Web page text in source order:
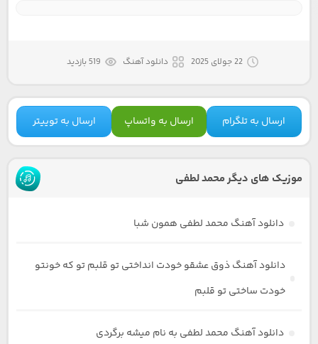
22 جولای 2025 دانلود آهنگ 519 بازدید
ارسال به تلگرام ارسال به واتساپ ارسال به توییتر
موزیک های دیگر محمد لطفی
دانلود آهنگ محمد لطفی همون شبا
دانلود آهنگ ذوق عشقو خودت انداختی تو قلبم تو که خونتو
خودت ساختی تو قلبم
دانلود آهنگ محمد لطفی به نام میشه برگردی